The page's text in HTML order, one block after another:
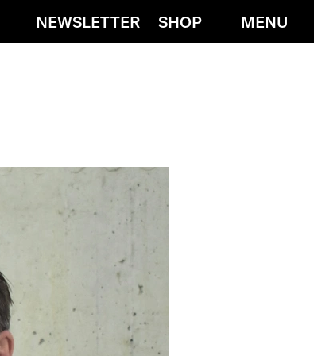
SucheNEWSLETTER SHOP MENU